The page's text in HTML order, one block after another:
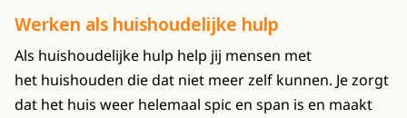
Werken als huishoudelijke hulp
Als huishoudelijke hulp help jij mensen met
het huishouden die dat niet meer zelf kunnen. Je zorgt
dat het huis weer helemaal spic en span is en maakt